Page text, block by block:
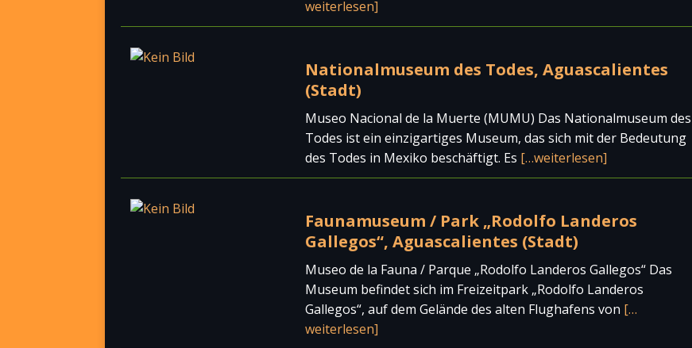
weiterlesen]
Nationalmuseum des Todes, Aguascalientes
(Stadt)
Museo Nacional de la Muerte (MUMU) Das Nationalmuseum des
Todes ist ein einzigartiges Museum, das sich mit der Bedeutung
des Todes in Mexiko beschäftigt. Es […weiterlesen]
Faunamuseum / Park „Rodolfo Landeros
Gallegos“, Aguascalientes (Stadt)
Museo de la Fauna / Parque „Rodolfo Landeros Gallegos“ Das
Museum befindet sich im Freizeitpark „Rodolfo Landeros
Gallegos“, auf dem Gelände des alten Flughafens von […
weiterlesen]